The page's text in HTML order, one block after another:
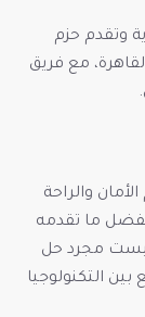
وتقدم حزم
مع فريق
والراحة
ما تقدمه
ليست مجرد حل
التكنولوجيا